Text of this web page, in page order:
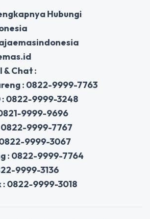
Hubungi
Chat :
: 0822-9999-7763
: 0822-9999-3248
9999-9696
9999-7767
9999-3067
: 0822-9999-7764
9999-3136
0822-9999-3018